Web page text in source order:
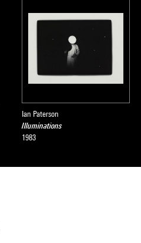
Ian Paterson
Illuminations
1983